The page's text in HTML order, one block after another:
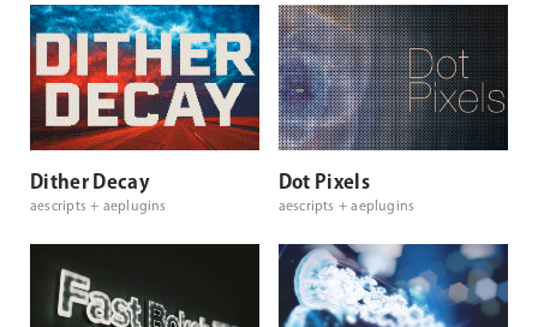
Dither Decay
aescripts + aeplugins
Dot Pixels
aescripts + aeplugins